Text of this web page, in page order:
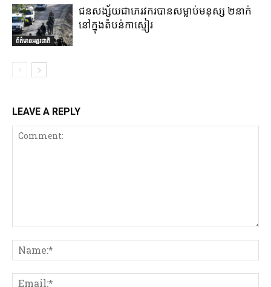
ព័ត៌មានអន្តរជាតិ
ជនសង្ស័យជាភេរវករបានសម្លាប់មនុស្ស ២នាក់
នៅក្នុងតំបន់កាស្មៀរ
LEAVE A REPLY